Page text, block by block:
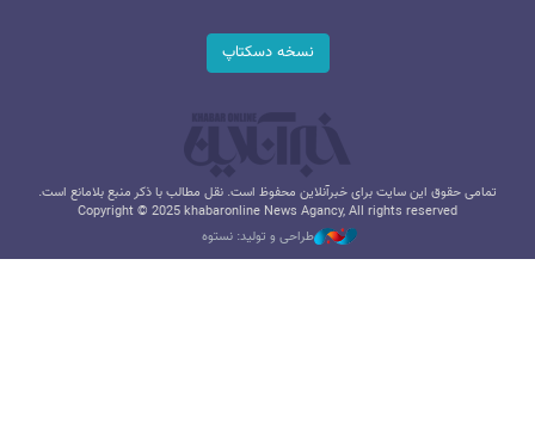
نسخه دسکتاپ
تمامی حقوق این سایت برای خبرآنلاین محفوظ است. نقل مطالب با ذکر منبع بلامانع است.
Copyright © 2025 khabaronline News Agancy, All rights reserved
طراحی و تولید: نستوه